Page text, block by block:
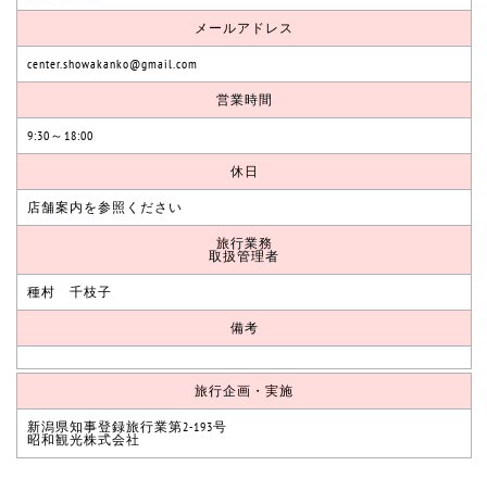
メールアドレス
center.showakanko@gmail.com
営業時間
9:30～18:00
休日
店舗案内を参照ください
旅行業務
取扱管理者
種村 千枝子
備考
旅行企画・実施
新潟県知事登録旅行業第2-193号
昭和観光株式会社